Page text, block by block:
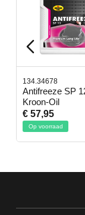
134.34678
Antifreeze SP
Kroon-Oil
€ 57,95
Op voorraad